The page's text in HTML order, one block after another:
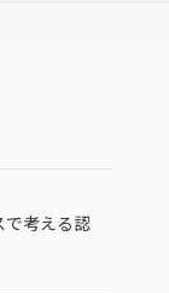
で考える認